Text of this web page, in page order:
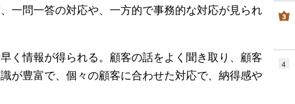
一問一答の対応や、一方的で事務的な対応が見られ
く情報が得られる。顧客の話をよく聞き取り、顧客
が豊富で、個々の顧客に合わせた対応で、納得感や
4